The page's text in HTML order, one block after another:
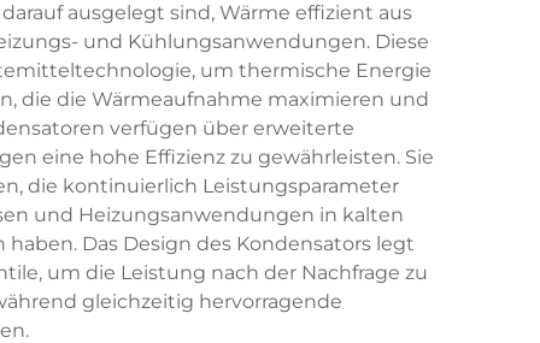
ausgelegt sind, Wärme effizient aus
und Kühlungsanwendungen. Diese
um thermische Energie
die die Wärmeaufnahme maximieren und
verfügen über erweiterte
eine hohe Effizienz zu gewährleisten. Sie
die kontinuierlich Leistungsparameter
und Heizungsanwendungen in kalten
Das Design des Kondensators legt
um die Leistung nach der Nachfrage zu
gleichzeitig hervorragende